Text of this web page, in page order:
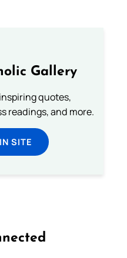
Gallery
quotes,
readings, and more.
SITE